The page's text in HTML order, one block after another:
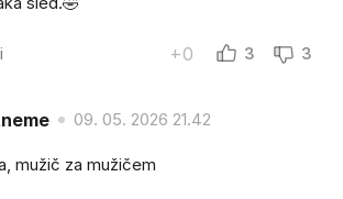
+0 3 3
09. 05. 2026 21.42
mužič za mužičem